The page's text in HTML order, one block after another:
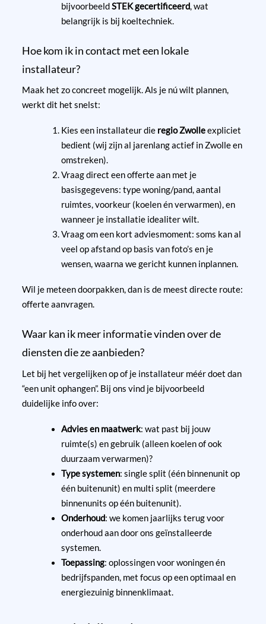
bijvoorbeeldSTEK gecertificeerd, wat
belangrijk is bij koeltechniek.
Hoe kom ik in contact met een lokale
installateur?
Maak het zo concreet mogelijk. Als je nú wilt plannen,
werkt dit het snelst:
Kies een installateur die regio Zwolleexpliciet
bedient (wij zijn al jarenlang actief in Zwolle en
omstreken).
Vraag direct een offerte aan met je
basisgegevens: type woning/pand, aantal
ruimtes, voorkeur (koelen én verwarmen), en
wanneer je installatie idealiter wilt.
Vraag om een kort adviesmoment: soms kan al
veel op afstand op basis van foto’s en je
wensen, waarna we gericht kunnen inplannen.
Wil je meteen doorpakken, dan is de meest directe route:
offerte aanvragen.
Waar kan ik meer informatie vinden over de
diensten die ze aanbieden?
Let bij het vergelijken op of je installateur méér doet dan
“een unit ophangen”. Bij ons vind je bijvoorbeeld
duidelijke info over:
Advies en maatwerk: wat past bij jouw
ruimte(s) en gebruik (alleen koelen of ook
duurzaam verwarmen)?
Type systemen: single split (één binnenunit op
één buitenunit) en multi split (meerdere
binnenunits op één buitenunit).
Onderhoud: we komen jaarlijks terug voor
onderhoud aan door ons geïnstalleerde
systemen.
Toepassing: oplossingen voor woningen én
bedrijfspanden, met focus op een optimaal en
energiezuinig binnenklimaat.